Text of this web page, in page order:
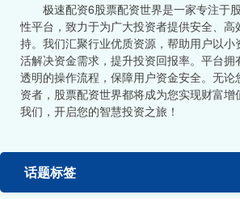
极速配资6股票配资世界是一家专注于
性平台，致力于为广大投资者提供安全、高
持。我们汇聚行业优质资源，帮助用户以小
活解决资金需求，提升投资回报率。平台拥
透明的操作流程，保障用户资金安全。无
资者，股票配资世界都将成为您实现财富
我们，开启您的智慧投资之旅！
话题标签